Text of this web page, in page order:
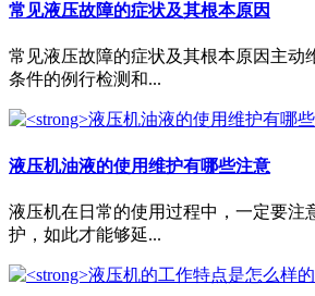
常见液压故障的症状及其根本原因
常见液压故障的症状及其根本原因主动
条件的例行检测和...
液压机油液的使用维护有哪些注意
液压机在日常的使用过程中，一定要注
护，如此才能够延...